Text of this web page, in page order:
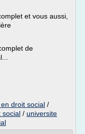
et vous aussi,
de
droit social /
social / universite